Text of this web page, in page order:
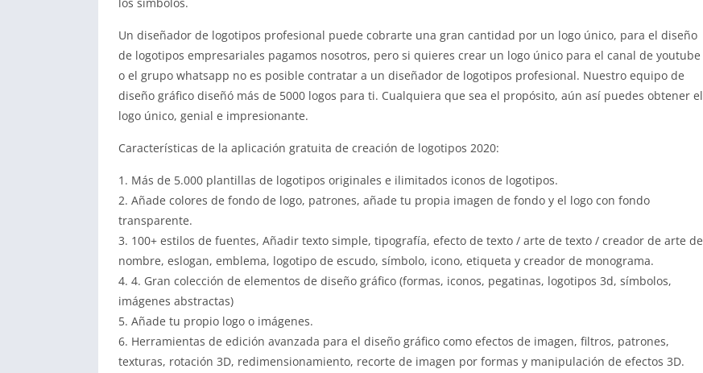
Un diseñador de logotipos profesional puede cobrarte una gran cantidad por un logo único, para el diseño
de logotipos empresariales pagamos nosotros, pero si quieres crear un logo único para el canal de youtube
o el grupo whatsapp no es posible contratar a un diseñador de logotipos profesional. Nuestro equipo de
diseño gráfico diseñó más de 5000 logos para ti. Cualquiera que sea el propósito, aún así puedes obtener el
logo único, genial e impresionante.
Características de la aplicación gratuita de creación de logotipos 2020:
1. Más de 5.000 plantillas de logotipos originales e ilimitados iconos de logotipos.
2. Añade colores de fondo de logo, patrones, añade tu propia imagen de fondo y el logo con fondo
transparente.
3. 100+ estilos de fuentes, Añadir texto simple, tipografía, efecto de texto / arte de texto / creador de arte de
nombre, eslogan, emblema, logotipo de escudo, símbolo, icono, etiqueta y creador de monograma.
4. 4. Gran colección de elementos de diseño gráfico (formas, iconos, pegatinas, logotipos 3d, símbolos,
imágenes abstractas)
5. Añade tu propio logo o imágenes.
6. Herramientas de edición avanzada para el diseño gráfico como efectos de imagen, filtros, patrones,
texturas, rotación 3D, redimensionamiento, recorte de imagen por formas y manipulación de efectos 3D.